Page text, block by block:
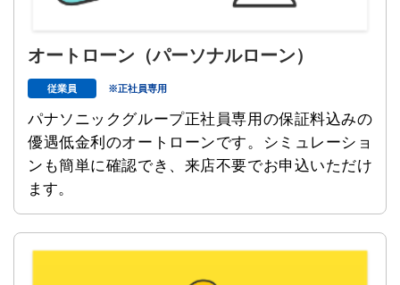
オートローン （パーソナルローン）
従業員 ※正社員専用
パナソニックグループ正社員専用の保証料込みの
優遇低金利のオートローンです。シミュレーショ
ンも簡単に確認でき、来店不要でお申込いただけ
ます。